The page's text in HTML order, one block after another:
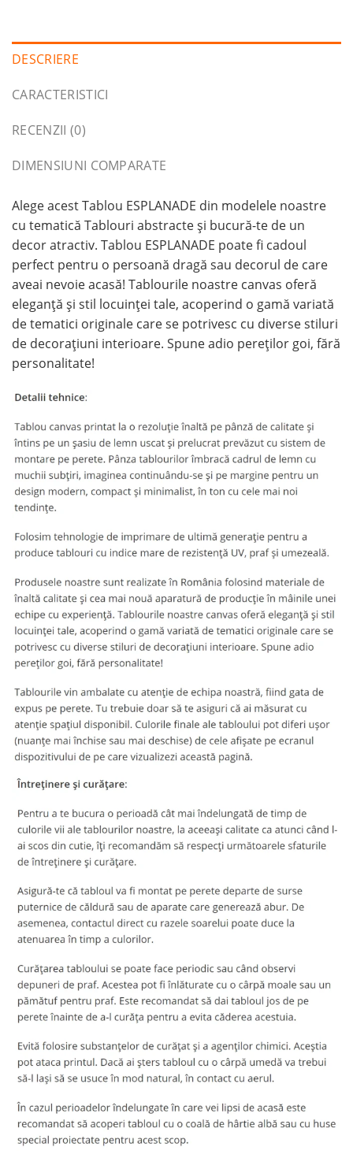
DESCRIERE
CARACTERISTICI
RECENZII (0)
DIMENSIUNI COMPARATE
Alege acest Tablou ESPLANADE din modelele noastre
cu tematică Tablouri abstracte și bucură-te de un
decor atractiv. Tablou ESPLANADE poate fi cadoul
perfect pentru o persoană dragă sau decorul de care
aveai nevoie acasă! Tablourile noastre canvas oferă
eleganță și stil locuinței tale, acoperind o gamă variată
de tematici originale care se potrivesc cu diverse stiluri
de decorațiuni interioare. Spune adio pereților goi, fără
personalitate!